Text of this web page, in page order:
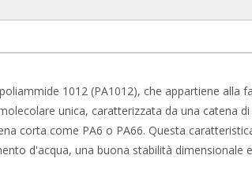
1012 (PA1012), che appartiene alla
unica, caratterizzata da una catena
corta come PA6 o PA66. Questa
d'acqua, una buona stabilità dimensionale